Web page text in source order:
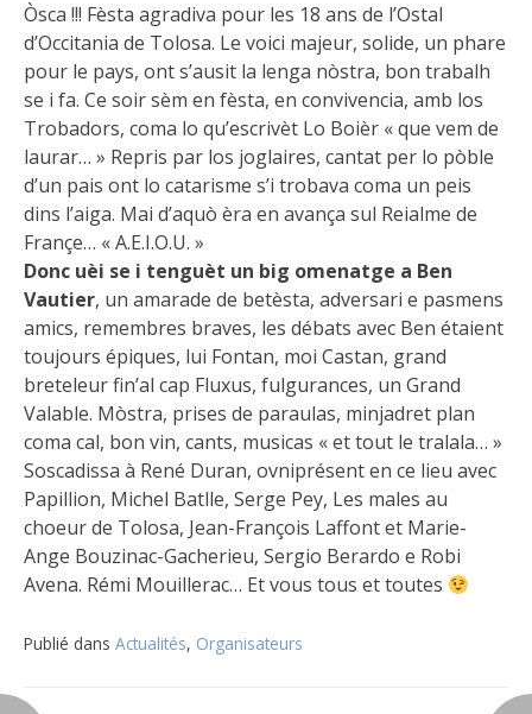
Òsca !!! Fèsta agradiva pour les 18 ans de l’Ostal
d’Occitania de Tolosa. Le voici majeur, solide, un phare
pour le pays, ont s’ausit la lenga nòstra, bon trabalh
se i fa. Ce soir sèm en fèsta, en convivencia, amb los
Trobadors, coma lo qu’escrivèt Lo Boièr « que vem de
laurar… » Repris par los joglaires, cantat per lo pòble
d’un pais ont lo catarisme s’i trobava coma un peis
dins l’aiga. Mai d’aquò èra en avança sul Reialme de
Françe… « A.E.I.O.U. »
Donc uèi se i tenguèt un big omenatge a Ben
Vautier, un amarade de betèsta, adversari e pasmens
amics, remembres braves, les débats avec Ben étaient
toujours épiques, lui Fontan, moi Castan, grand
breteleur fin’al cap Fluxus, fulgurances, un Grand
Valable. Mòstra, prises de paraulas, minjadret plan
coma cal, bon vin, cants, musicas « et tout le tralala… »
Soscadissa à René Duran, ovniprésent en ce lieu avec
Papillion, Michel Batlle, Serge Pey, Les males au
choeur de Tolosa, Jean-François Laffont et Marie-
Ange Bouzinac-Gacherieu, Sergio Berardo e Robi
Avena. Rémi Mouillerac… Et vous tous et toutes
Publié dans Actualités, Organisateurs
Navigation